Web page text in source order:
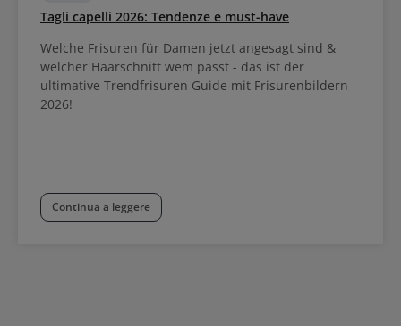
Tagli capelli 2026: Tendenze e must-have
Welche Frisuren für Damen jetzt angesagt sind &
welcher Haarschnitt wem passt - das ist der
ultimative Trendfrisuren Guide mit Frisurenbildern
2026!
Continua a leggere